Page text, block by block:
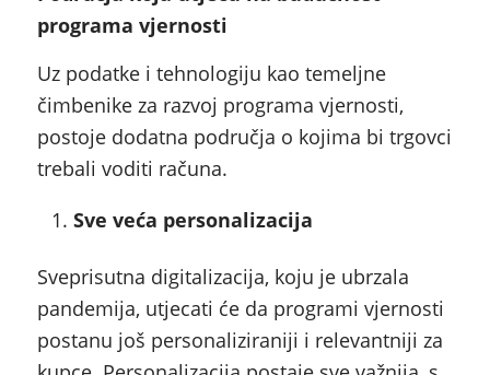
programa vjernosti
Uz podatke i tehnologiju kao temeljne
čimbenike za razvoj programa vjernosti,
postoje dodatna područja o kojima bi trgovci
trebali voditi računa.
Sve veća personalizacija
Sveprisutna digitalizacija, koju je ubrzala
pandemija, utjecati će da programi vjernosti
postanu još personaliziraniji i relevantniji za